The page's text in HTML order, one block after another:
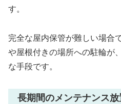
す。
完全な屋内保管が難しい場合
や屋根付きの場所への駐輪が
な手段です。
長期間のメンテナンス放